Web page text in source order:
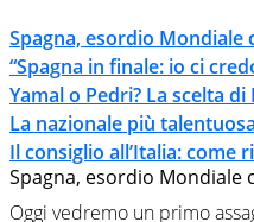
Spagna, esordio Mondiale
“Spagna in finale: io ci
Yamal o Pedri? La scelta di
La nazionale più talentuosa
Il consiglio all’Italia: come
Spagna, esordio Mondiale
Oggi vedremo un primo